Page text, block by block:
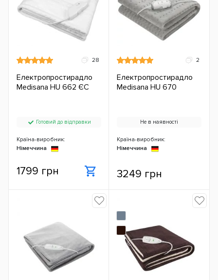
28
Електропростирадло
Medisana HU 662 ЄС
Готовий до відправки
Країна-виробник:
Німеччина
1799 грн
2
Електропростирадло
Medisana HU 670
Не в наявності
Країна-виробник:
Німеччина
3249 грн